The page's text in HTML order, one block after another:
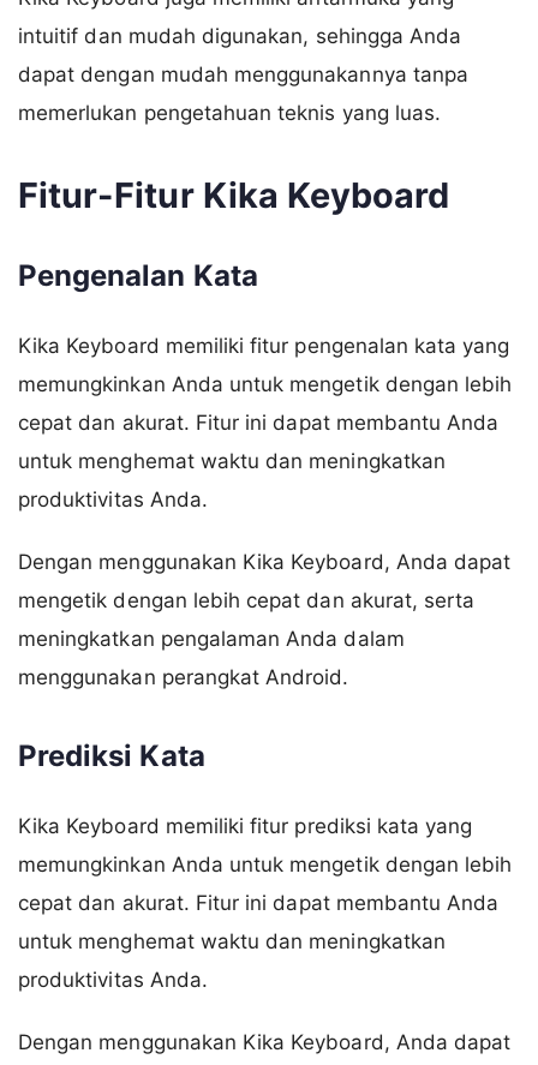
intuitif dan mudah digunakan, sehingga Anda
dapat dengan mudah menggunakannya tanpa
memerlukan pengetahuan teknis yang luas.
Fitur-Fitur Kika Keyboard
Pengenalan Kata
Kika Keyboard memiliki fitur pengenalan kata yang
memungkinkan Anda untuk mengetik dengan lebih
cepat dan akurat. Fitur ini dapat membantu Anda
untuk menghemat waktu dan meningkatkan
produktivitas Anda.
Dengan menggunakan Kika Keyboard, Anda dapat
mengetik dengan lebih cepat dan akurat, serta
meningkatkan pengalaman Anda dalam
menggunakan perangkat Android.
Prediksi Kata
Kika Keyboard memiliki fitur prediksi kata yang
memungkinkan Anda untuk mengetik dengan lebih
cepat dan akurat. Fitur ini dapat membantu Anda
untuk menghemat waktu dan meningkatkan
produktivitas Anda.
Dengan menggunakan Kika Keyboard, Anda dapat